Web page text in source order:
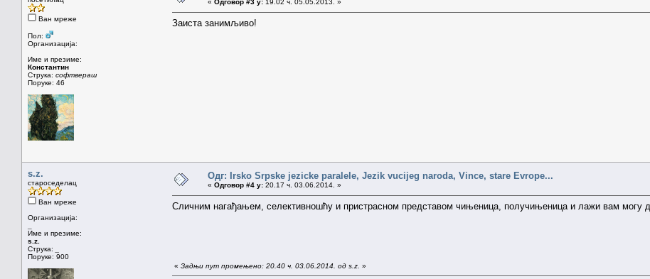
Ван мреже
Пол:
Организација:
Име и презиме:
Константин
Струка: софтвераш
Поруке: 46
« Одговор #3 у: 19.02 ч. 05.05.2013. »
Заиста занимљиво!
s.z.
староседелац
Ван мреже
Организација:
Име и презиме:
s.z.
Струка:
Поруке: 900
Одг: Irsko Srpske jezicke paralele, Jezik vucijeg naroda, Vince, stare Evrope...
« Одговор #4 у: 20.17 ч. 03.06.2014. »
Сличним нагађањем, селективношћу и пристрасном представом чињеница, получињеница и лажи вам могу
« Задњи пут промењено: 20.40 ч. 03.06.2014. од s.z. »